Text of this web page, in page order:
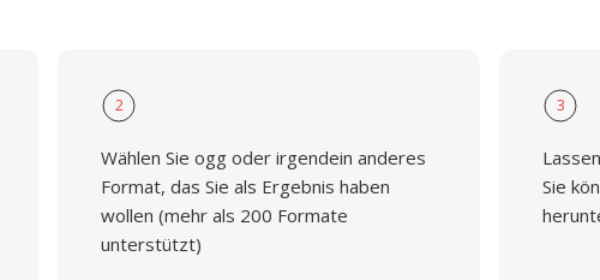
2
Wählen Sie ogg oder irgendein anderes
Format, das Sie als Ergebnis haben
wollen (mehr als 200 Formate
unterstützt)
3
Sie